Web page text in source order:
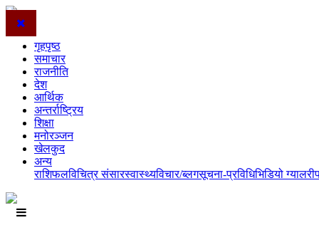
गृहपृष्ठ
समाचार
राजनीति
देश
आर्थिक
अन्तर्राष्ट्रिय
शिक्षा
मनोरञ्जन
खेलकुद
अन्य
राशिफलविचित्र संसारस्वास्थ्यविचार/ब्लगसूचना-प्रविधिभिडियो ग्यालरी